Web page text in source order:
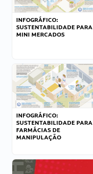
INFOGRÁFICO:
SUSTENTABILIDADE PARA
MINI MERCADOS
INFOGRÁFICO:
SUSTENTABILIDADE PARA
FARMÁCIAS DE
MANIPULAÇÃO